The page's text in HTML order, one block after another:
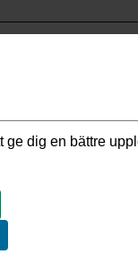
skola, förskola eller
ge dig en bättre